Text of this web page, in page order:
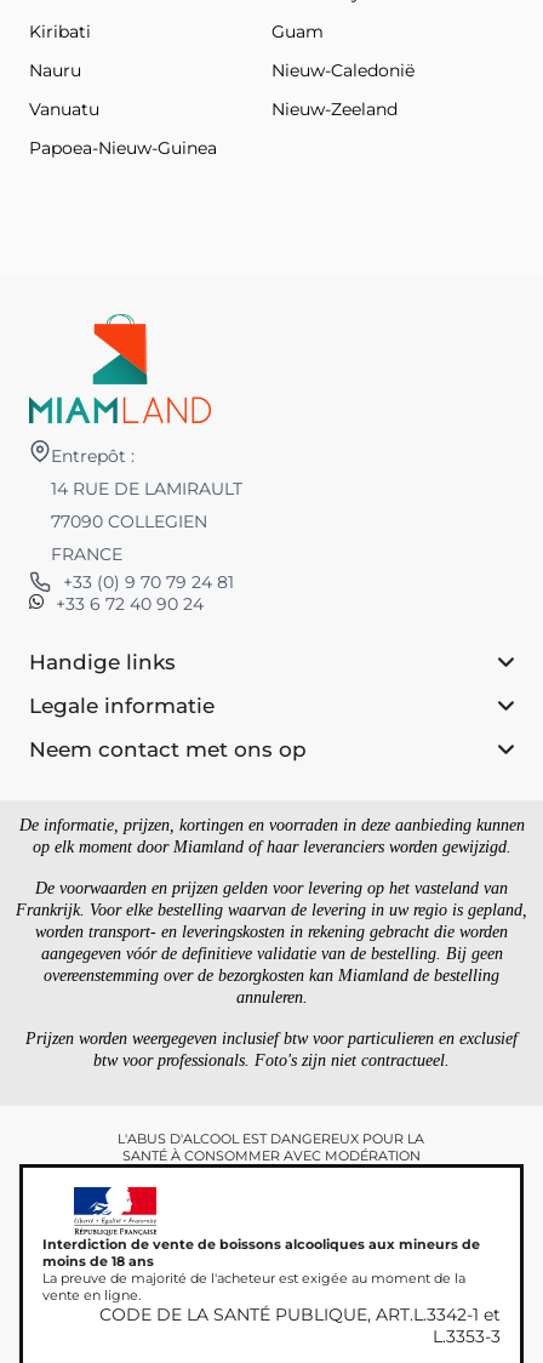
Kiribati
Guam
Nauru
Nieuw-Caledonië
Vanuatu
Nieuw-Zeeland
Papoea-Nieuw-Guinea
Entrepôt :
14 RUE DE LAMIRAULT
77090 COLLEGIEN
FRANCE
+33 (0) 9 70 79 24 81
+33 6 72 40 90 24
Handige links
Legale informatie
Neem contact met ons op
De informatie, prijzen, kortingen en voorraden in deze aanbieding kunnen
op elk moment door Miamland of haar leveranciers worden gewijzigd.
De voorwaarden en prijzen gelden voor levering op het vasteland van
Frankrijk. Voor elke bestelling waarvan de levering in uw regio is gepland,
worden transport- en leveringskosten in rekening gebracht die worden
aangegeven vóór de definitieve validatie van de bestelling. Bij geen
overeenstemming over de bezorgkosten kan Miamland de bestelling
annuleren.
Prijzen worden weergegeven inclusief btw voor particulieren en exclusief
btw voor professionals. Foto's zijn niet contractueel.
L'ABUS D'ALCOOL EST DANGEREUX POUR LA
SANTÉ À CONSOMMER AVEC MODÉRATION
Interdiction de vente de boissons alcooliques aux mineurs de
moins de 18 ans
La preuve de majorité de l'acheteur est exigée au moment de la
vente en ligne.
CODE DE LA SANTÉ PUBLIQUE, ART.L.3342-1 et
L.3353-3